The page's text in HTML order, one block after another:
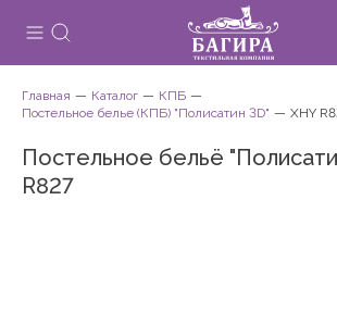
Главная Каталог
КПБ
Постельное белье (КПБ) "Полисатин 3D"
XHY
Постельное бельё
R827